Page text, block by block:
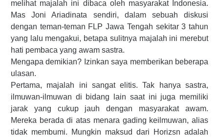
melihat majalah ini dibaca oleh masyarakat Indonesia.
Mas Joni Ariadinata sendiri, dalam sebuah diskusi
dengan teman-teman FLP Jawa Tengah sekitar 3 tahun
yang lalu mengakui, betapa sulitnya majalah ini merebut
hati pembaca yang awam sastra.
Mengapa demikian? Izinkan saya memberikan beberapa
ulasan.
Pertama, majalah ini sangat elitis. Tak hanya sastra,
ilmuwan-ilmuwan di bidang lain saat ini juga memiliki
jarak yang cukup jauh dengan masyarakat awam.
Mereka berada di atas menara gading keilmuwan, alias
tidak membumi. Mungkin maksud dari Horizsn adalah